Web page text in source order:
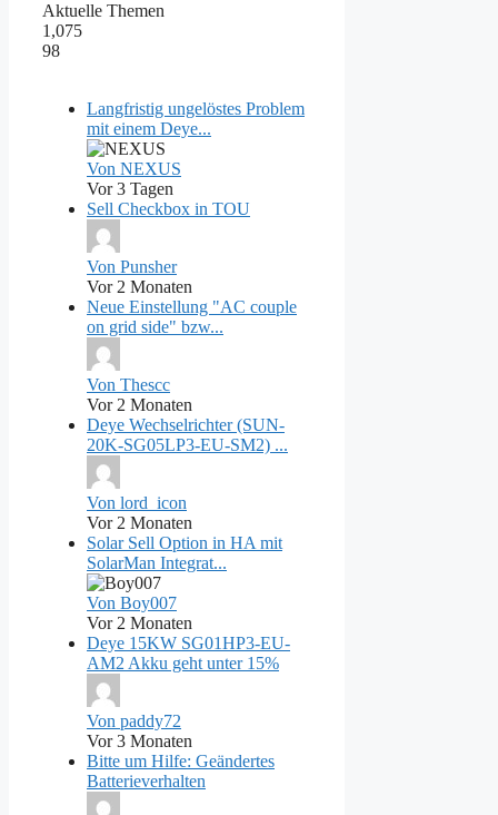
Aktuelle Themen
1,075
98
Langfristig ungelöstes Problem
mit einem Deye...
Von NEXUS
Vor 3 Tagen
Sell Checkbox in TOU
Von Punsher
Vor 2 Monaten
Neue Einstellung "AC couple
on grid side" bzw...
Von Thescc
Vor 2 Monaten
Deye Wechselrichter (SUN-
20K-SG05LP3-EU-SM2) ...
Von lord_icon
Vor 2 Monaten
Solar Sell Option in HA mit
SolarMan Integrat...
Von Boy007
Vor 2 Monaten
Deye 15KW SG01HP3-EU-
AM2 Akku geht unter 15%
Von paddy72
Vor 3 Monaten
Bitte um Hilfe: Geändertes
Batterieverhalten